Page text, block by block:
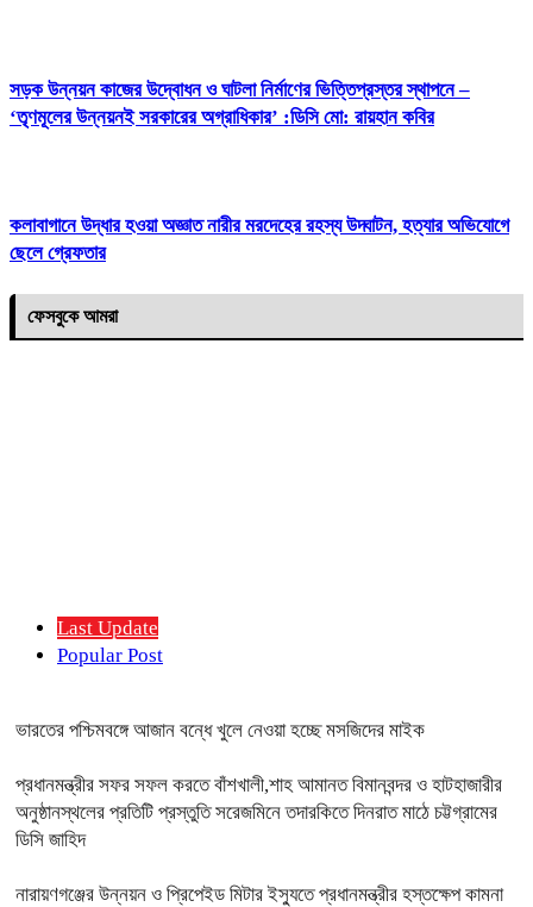
সড়ক উন্নয়ন কাজের উদ্বোধন ও ঘাটলা নির্মাণের ভিত্তিপ্রস্তর স্থাপনে –
‘তৃণমূলের উন্নয়নই সরকারের অগ্রাধিকার’ :ডিসি মো: রায়হান কবির
কলাবাগানে উদ্ধার হওয়া অজ্ঞাত নারীর মরদেহের রহস্য উদ্ঘাটন, হত্যার অভিযোগে
ছেলে গ্রেফতার
ফেসবুকে আমরা
Last Update
Popular Post
ভারতের পশ্চিমবঙ্গে আজান বন্ধে খুলে নেওয়া হচ্ছে মসজিদের মাইক
প্রধানমন্ত্রীর সফর সফল করতে বাঁশখালী,শাহ আমানত বিমানবন্দর ও হাটহাজারীর
অনুষ্ঠানস্থলের প্রতিটি প্রস্তুতি সরেজমিনে তদারকিতে দিনরাত মাঠে চট্টগ্রামের
ডিসি জাহিদ
নারায়ণগঞ্জের উন্নয়ন ও প্রিপেইড মিটার ইস্যুতে প্রধানমন্ত্রীর হস্তক্ষেপ কামনা